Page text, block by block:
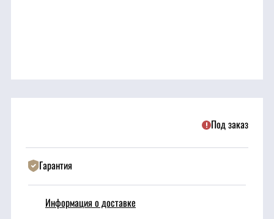
Режущие
элементы
Под заказ
Гарантия
Информация о доставке